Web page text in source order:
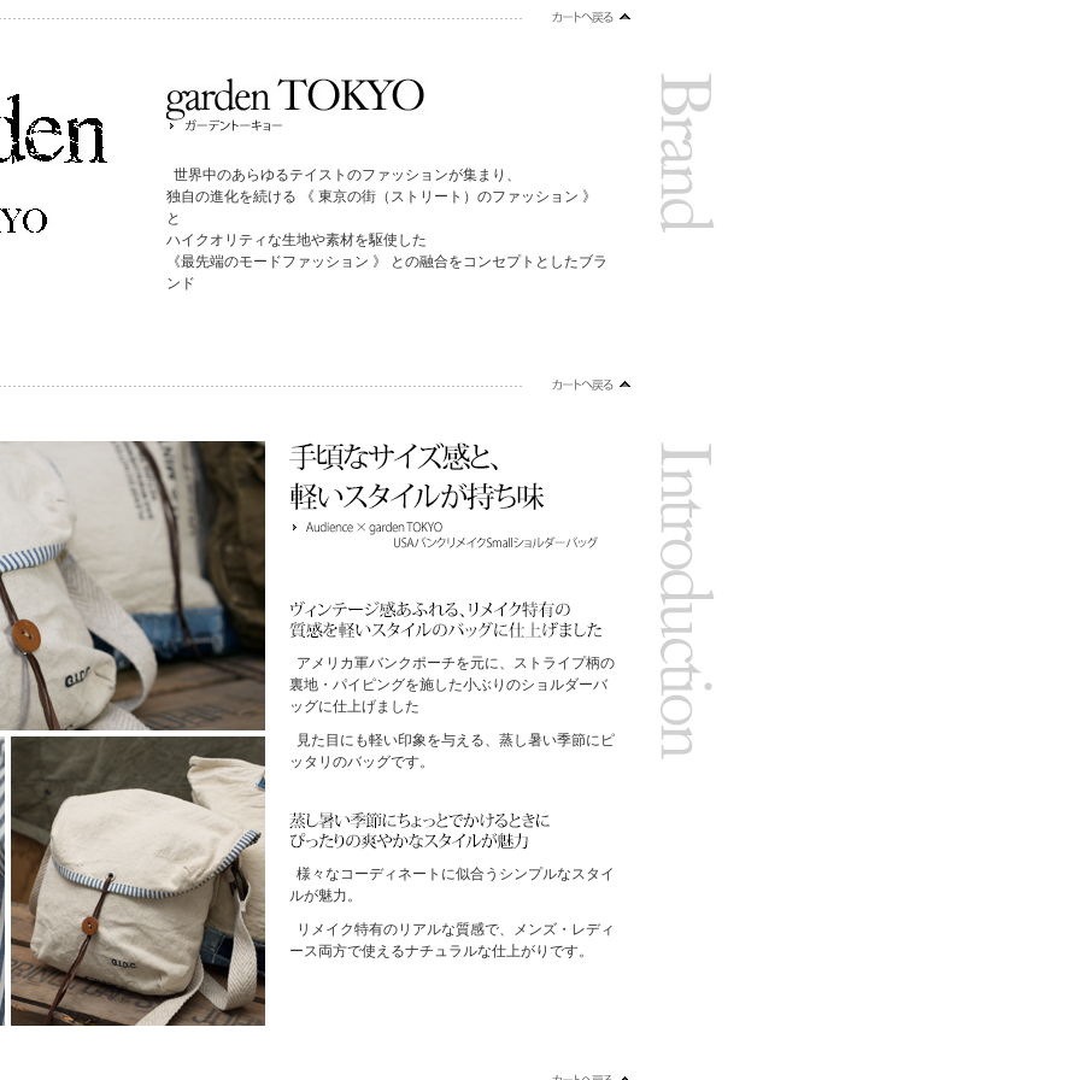
世界中のあらゆるテイストのファッションが集まり、
独自の進化を続ける 《 東京の街（ストリート）のファッション 》
と
ハイクオリティな生地や素材を駆使した
《最先端のモードファッション 》 との融合をコンセプトとしたブラ
ンド
アメリカ軍バンクポーチを元に、ストライプ柄の
裏地・パイピングを施した小ぶりのショルダーバ
ッグに仕上げました
見た目にも軽い印象を与える、蒸し暑い季節にピ
ッタリのバッグです。
様々なコーディネートに似合うシンプルなスタイ
ルが魅力。
リメイク特有のリアルな質感で、メンズ・レディ
ース両方で使えるナチュラルな仕上がりです。